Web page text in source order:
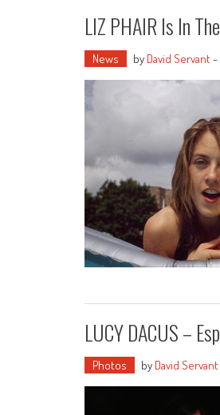
LIZ PHAIR Is In
News by David Servant-
LUCY DACUS –
Photos by David Servant